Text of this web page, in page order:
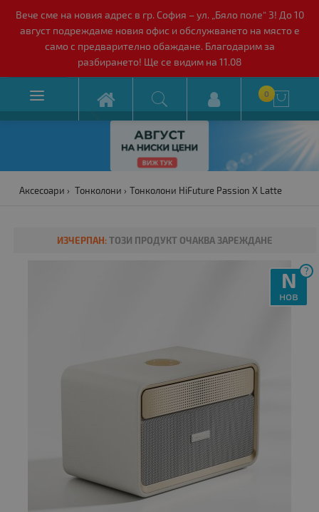
Вече сме на новия адрес в гр. София – ул. „Бяло поле“ 3! До 10
август подреждаме новия офис и обслужването на място е
само с предварително обаждане. Благодарим за
разбирането! Ще се видим на 11.08
 0 
Аксесоари Тонколони Тонколони HiFuture Passion X Latte
ИЗЧЕРПАН:ТОЗИ ПРОДУКТ ОЧАКВА ЗАРЕЖДАНЕ
?
N
нов